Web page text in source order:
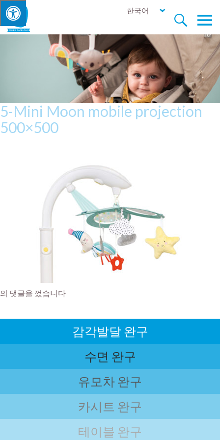


한국어
5-Mini Moon mobile projection
500×500
의 댓글을 껐습니다
감각발달 완구
수면 완구
유모차 완구
카시트 완구
테이블 완구